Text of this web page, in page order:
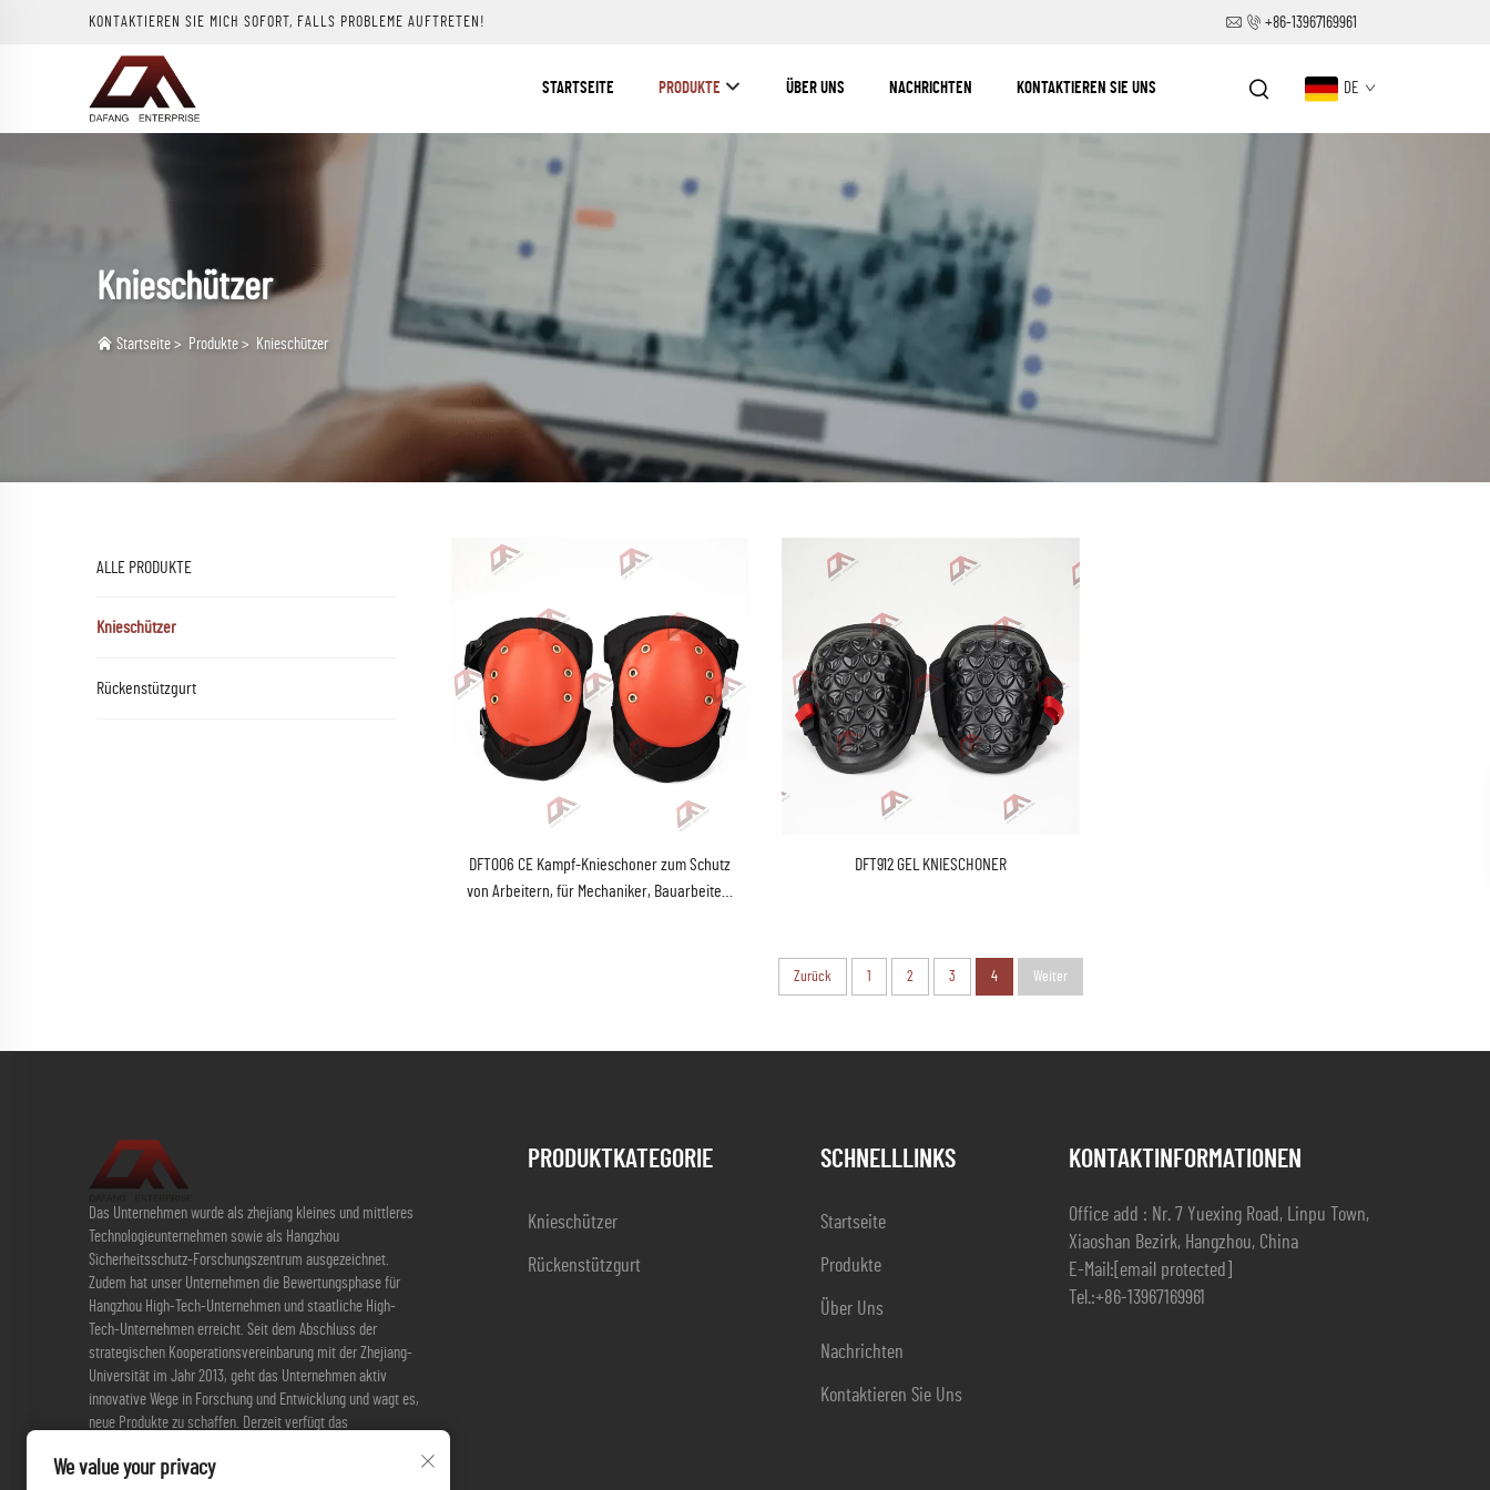
KONTAKTIEREN SIE MICH SOFORT, FALLS PROBLEME AUFTRETEN! +86-13967169961
STARTSEITE PRODUKTE ÜBER UNS NACHRICHTEN KONTAKTIEREN SIE UNS DE
Knieschützer
Startseite > Produkte > Knieschützer
ALLE PRODUKTE
Knieschützer
Rückenstützgurt
DFT006 CE Kampf-Knieschoner zum Schutz
von Arbeitern, für Mechaniker, Bauarbeiten,
DFT912 GEL KNIESCHONER
Zurück 1 2 3 4 Weiter
Das Unternehmen wurde als zhejiang kleines und mittleres
Technologieunternehmen sowie als Hangzhou
Sicherheitsschutz-Forschungszentrum ausgezeichnet.
Zudem hat unser Unternehmen die Bewertungsphase für
Hangzhou High-Tech-Unternehmen und staatliche High-
Tech-Unternehmen erreicht. Seit dem Abschluss der
strategischen Kooperationsvereinbarung mit der Zhejiang-
Universität im Jahr 2013, geht das Unternehmen aktiv
innovative Wege in Forschung und Entwicklung und wagt es,
neue Produkte zu schaffen. Derzeit verfügt das
Gebrauchspatente.
PRODUKTKATEGORIE
Knieschützer
Rückenstützgurt
SCHNELLLINKS
Startseite
Produkte
Über Uns
Nachrichten
Kontaktieren Sie Uns
KONTAKTINFORMATIONEN
Office add : Nr. 7 Yuexing Road, Linpu Town,
Xiaoshan Bezirk, Hangzhou, China
E-Mail: [email protected]
Tel.:+86-13967169961
We value your privacy